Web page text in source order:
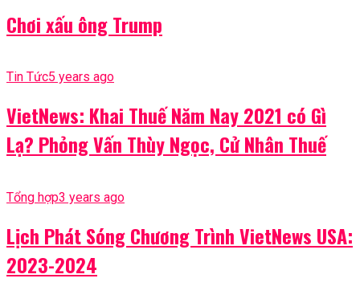
Chơi xấu ông Trump
Tin Tức5 years ago
VietNews: Khai Thuế Năm Nay 2021 có Gì
Lạ? Phỏng Vấn Thùy Ngọc, Cử Nhân Thuế
Tổng hợp3 years ago
Lịch Phát Sóng Chương Trình VietNews USA:
2023-2024